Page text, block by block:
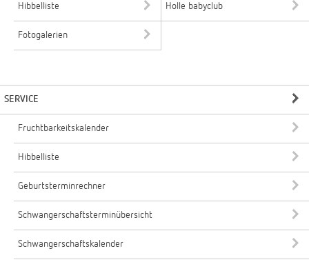
Hibbelliste Holle babyclub
Fotogalerien
SERVICE
Fruchtbarkeitskalender
Hibbelliste
Geburtsterminrechner
Schwangerschaftsterminübersicht
Schwangerschaftskalender